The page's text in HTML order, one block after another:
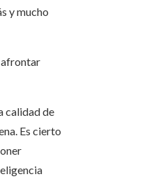
y mucho
afrontar
calidad de
Es cierto